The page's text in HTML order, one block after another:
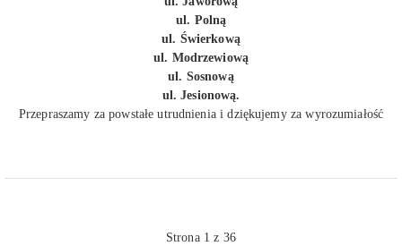
ul. Polną
ul. Świerkową
ul. Modrzewiową
ul. Sosnową
ul. Jesionową.
Przepraszamy za powstałe utrudnienia i dziękujemy za wyrozumiałość
Strona 1 z 36